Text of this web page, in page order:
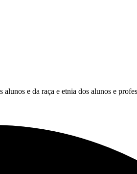
e da raça e etnia dos alunos e